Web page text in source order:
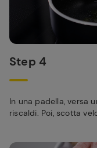
Step 4
In una padella, versa
riscaldi. Poi, scotta